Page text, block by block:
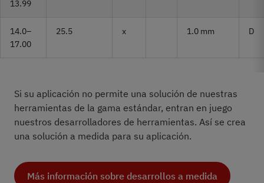
13.99
14.0–
17.00
25.5 x 1.0 mm D
Si su aplicación no permite una solución de nuestras
herramientas de la gama estándar, entran en juego
nuestros desarrolladores de herramientas. Así se crea
una solución a medida para su aplicación.
Más información sobre desarrollos a medida